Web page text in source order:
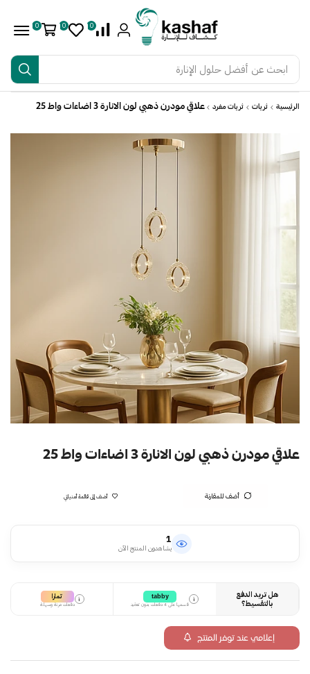
ابحث عن أفضل حلول الإنارة
0
0
0
الرئيسية ثريات ثريات مفرد علاقي مودرن ذهبي لون الانارة 3 اضاءات واط 25
علاقي مودرن ذهبي لون الانارة 3 اضاءات واط 25
أضف للمقارنة أضف إلى قائمة أمنياتي
1
يشاهدون المنتج الآن
هل تريد الدفع
بالتقسيط؟
i
tabby
قسمها على 4 دفعات بدون تعقيد
i تمارا
دفعات مرنة وسهلة
إعلامي عند توفر المنتج